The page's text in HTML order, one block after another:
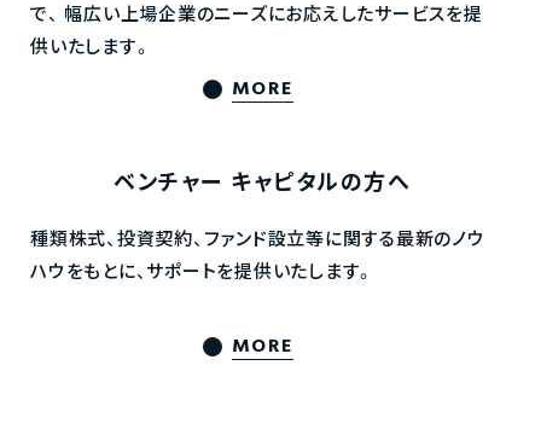
で、 幅広い上場企業のニーズにお応えしたサービスを提
供いたします。
MORE
ベンチャー キャピタルの方へ
種類株式、投資契約、ファンド設立等に関する最新のノウ
ハウをもとに、サポートを提供いたします。
MORE